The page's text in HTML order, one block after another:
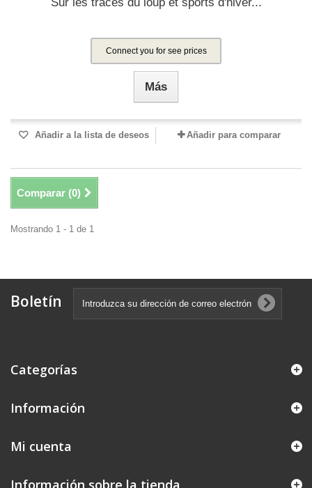
Connect you for see prices
Más
Añadir a la lista de deseos Añadir para comparar
Comparar (0)
Mostrando 1 - 1 de 1
Boletín
Categorías
Información
Mi cuenta
Información sobre la tienda